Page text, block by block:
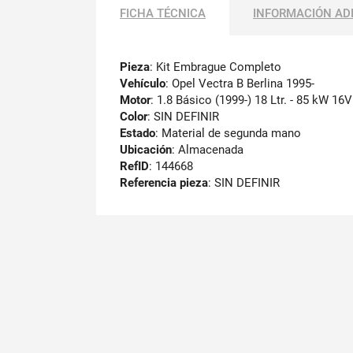
FICHA TÉCNICA INFORMACIÓN
Pieza: Kit Embrague Completo
Vehículo: Opel Vectra B Berlina 1995-
Motor: 1.8 Básico (1999-) 18 Ltr. - 85 kW 16V
Color: SIN DEFINIR
Estado: Material de segunda mano
Ubicación: Almacenada
RefID: 144668
Referencia pieza: SIN DEFINIR